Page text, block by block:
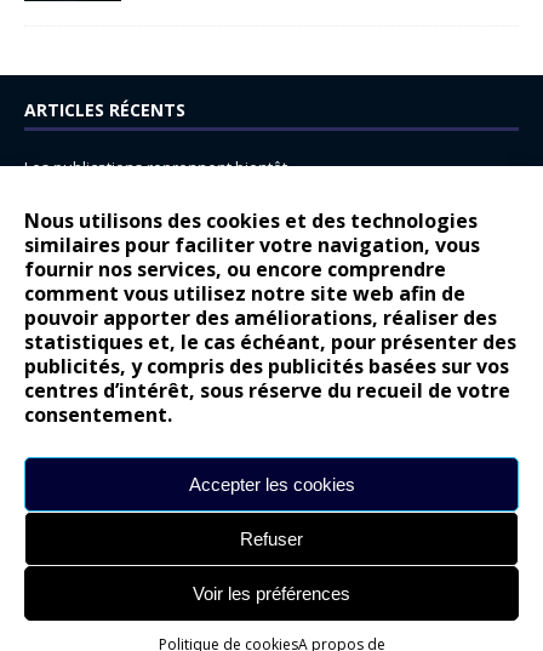
Nous utilisons des cookies et des technologies
similaires pour faciliter votre navigation, vous
fournir nos services, ou encore comprendre
comment vous utilisez notre site web afin de
pouvoir apporter des améliorations, réaliser des
statistiques et, le cas échéant, pour présenter des
publicités, y compris des publicités basées sur vos
centres d’intérêt, sous réserve du recueil de votre
consentement.
Accepter les cookies
Refuser
Voir les préférences
Politique de cookiesA propos de
ARTICLES RÉCENTS
Les publications reprennent bientôt…
14 juillet : nouveau film de marque pour Citroën
Renault Espace : voyage, voyage…
Peugeot E-208 GTi : naissance d’une légende
COMMENTAIRES RÉCENTS
Gilly
gyo
Lancia Ypsilon : naturellement envoûtante ?